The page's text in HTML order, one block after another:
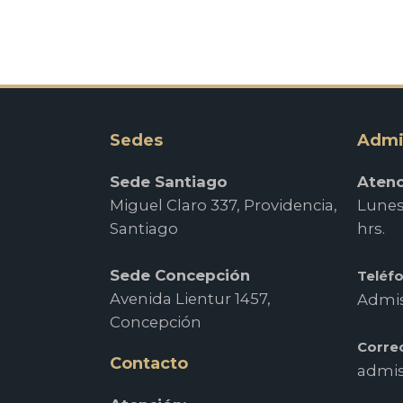
Sedes
Sede Santiago
Miguel Claro 337, Providencia,
Santiago
Sede Concepción
Avenida Lientur 1457,
Concepción
Contacto
hrs.